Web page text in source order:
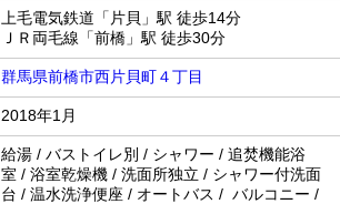
上毛電気鉄道「片貝」駅 徒歩14分
ＪＲ両毛線「前橋」駅 徒歩30分
群馬県前橋市西片貝町４丁目
2018年1月
給湯 / バストイレ別 / シャワー / 追焚機能浴
室 / 浴室乾燥機 / 洗面所独立 / シャワー付洗面
台 / 温水洗浄便座 / オートバス / バルコニー /